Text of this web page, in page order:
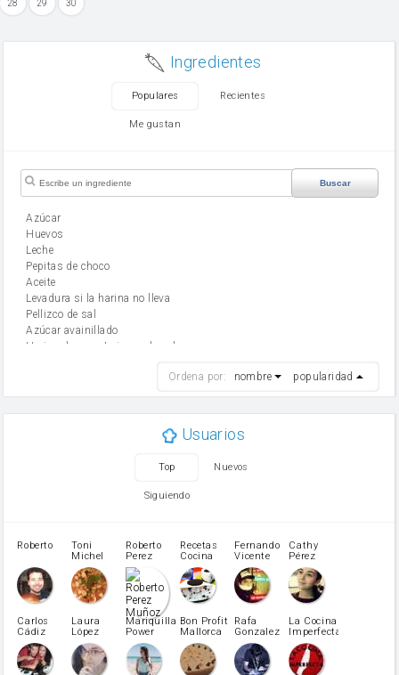
28 29 30
Ingredientes
Populares Recientes
Me gustan
Buscar
Azúcar
huevos
leche
Pepitas de choco
aceite
Levadura si la harina no lleva
Pellizco de sal
Azúcar avainillado
Harina de reposteria con levadura
mantequilla
Harina para bizcocho
patatas
pimiento rojo
Pimentón
pimiento verde
miel
vino blanco
Azúcar glass
Ordena por: nombre popularidad
Usuarios
Top Nuevos
Siguiendo
Roberto
Toni
Michel
Caubet
Roberto
Perez
Muñoz
Recetas
Cocina
Fernando
Vicente
Cathy
Pérez
Carlos
Cádiz
Laura
López
Martínez
Mariquilla
Power
Bon Profit
Mallorca
Rafa
Gonzalez
La Cocina
Imperfecta